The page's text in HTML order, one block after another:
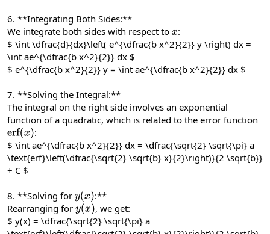
6. **Integrating Both Sides:**
We integrate both sides with respect to x:
$ \int \dfrac{d}{dx}\left( e^{\dfrac{b x^2}{2}} y \right) dx =
\int ae^{\dfrac{b x^2}{2}} dx $
$ e^{\dfrac{b x^2}{2}} y = \int ae^{\dfrac{b x^2}{2}} dx $
7. **Solving the Integral:**
The integral on the right side involves an exponential
function of a quadratic, which is related to the error function
erf(x) :
$ \int ae^{\dfrac{b x^2}{2}} dx = \dfrac{\sqrt{2} \sqrt{\pi} a
\text{erf}\left(\dfrac{\sqrt{2} \sqrt{b} x}{2}\right)}{2 \sqrt{b}}
+ C $
8. **Solving for y(x) :**
Rearranging for y(x) , we get:
$ y(x) = \dfrac{\sqrt{2} \sqrt{\pi} a